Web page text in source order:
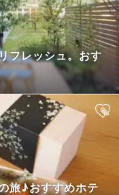
フレッシュ。おす
旅♪おすすめホテ